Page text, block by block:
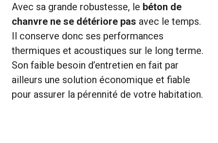
Avec sa grande robustesse, le béton de
chanvre ne se détériore pas avec le temps.
Il conserve donc ses performances
thermiques et acoustiques sur le long terme.
Son faible besoin d’entretien en fait par
ailleurs une solution économique et fiable
pour assurer la pérennité de votre habitation.